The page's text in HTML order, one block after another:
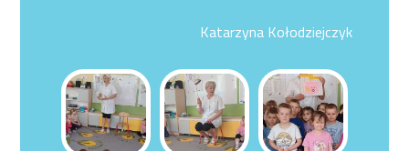
Katarzyna Kołodziejczyk